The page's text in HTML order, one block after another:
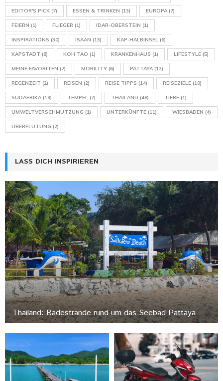
EDITOR'S PICK (7) ESSEN & TRINKEN (13) EUROPA(7)
FEIERN (1) FLIEGER (1) IDAR-OBERSTEIN (1)
INSPIRATIONS (30) ISAAN (13) KAP-HALBINSEL (6)
KAPSTADT (8) KOH TAO (1) KRANKENHAUS (1) LIFESTYLE (5)
MEINE FAVORITEN (7) MOBILITY (6) PATTAYA(12)
REGENZEIT (2) REISEN (2) REISE TIPPS (14) REISEZIELE (10)
SÜDAFRIKA(19) TEMPEL (2) THAILAND (48) TIERE (1)
UMWELTVERSCHMUTZUNG (1) UNTERKÜNFTE (11) WIESBADEN (4)
ÜBERFLUTUNG (2)
LASS DICH INSPIRIEREN
Thailand: Badestrände rund um das Seebad Pattaya